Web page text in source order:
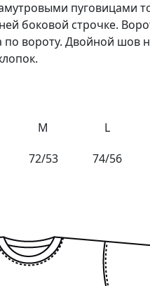
пуговицами
боковой строчке.
вороту. Двойной шов
M L
72/53 74/56